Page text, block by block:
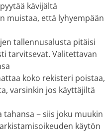
kävijältä
muistaa, että lyhyempään
tallennusalusta pitäisi
tarvitsevat. Valitettavan
koko rekisteri poistaa,
varsinkin jos käyttäjiltä
tahansa − siis joku muukin
käytön